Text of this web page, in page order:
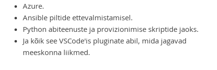
Azure.
Ansible piltide ettevalmistamisel.
Python abiteenuste ja provizionimise skriptide jaoks.
Ja kõik see VSCode'is pluginate abil, mida jagavad
meeskonna liikmed.